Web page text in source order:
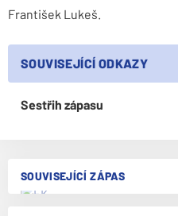
SOUVISEJÍCÍ ZÁPAS
František Lukeš.
SOUVISEJÍCÍ ODKAZY
Sestřih zápasu